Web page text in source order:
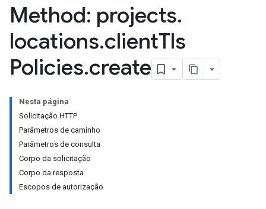
Method: projects.
locations.clientTls
Policies.create
Nesta página
Solicitação HTTP
Parâmetros de caminho
Parâmetros de consulta
Corpo da solicitação
Corpo da resposta
Escopos de autorização